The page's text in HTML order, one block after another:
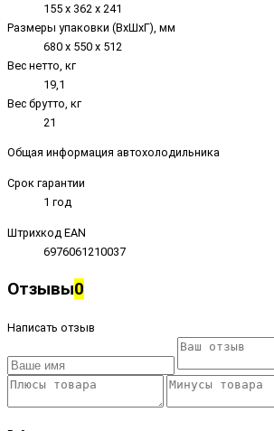
155 х 362 х 241
Размеры упаковки (ВxШxГ), мм
680 х 550 х 512
Вес нетто, кг
19,1
Вес брутто, кг
21
Общая информация автохолодильника
Срок гарантии
1 год
Штрихкод EAN
6976061210037
Отзывы0
Написать отзыв